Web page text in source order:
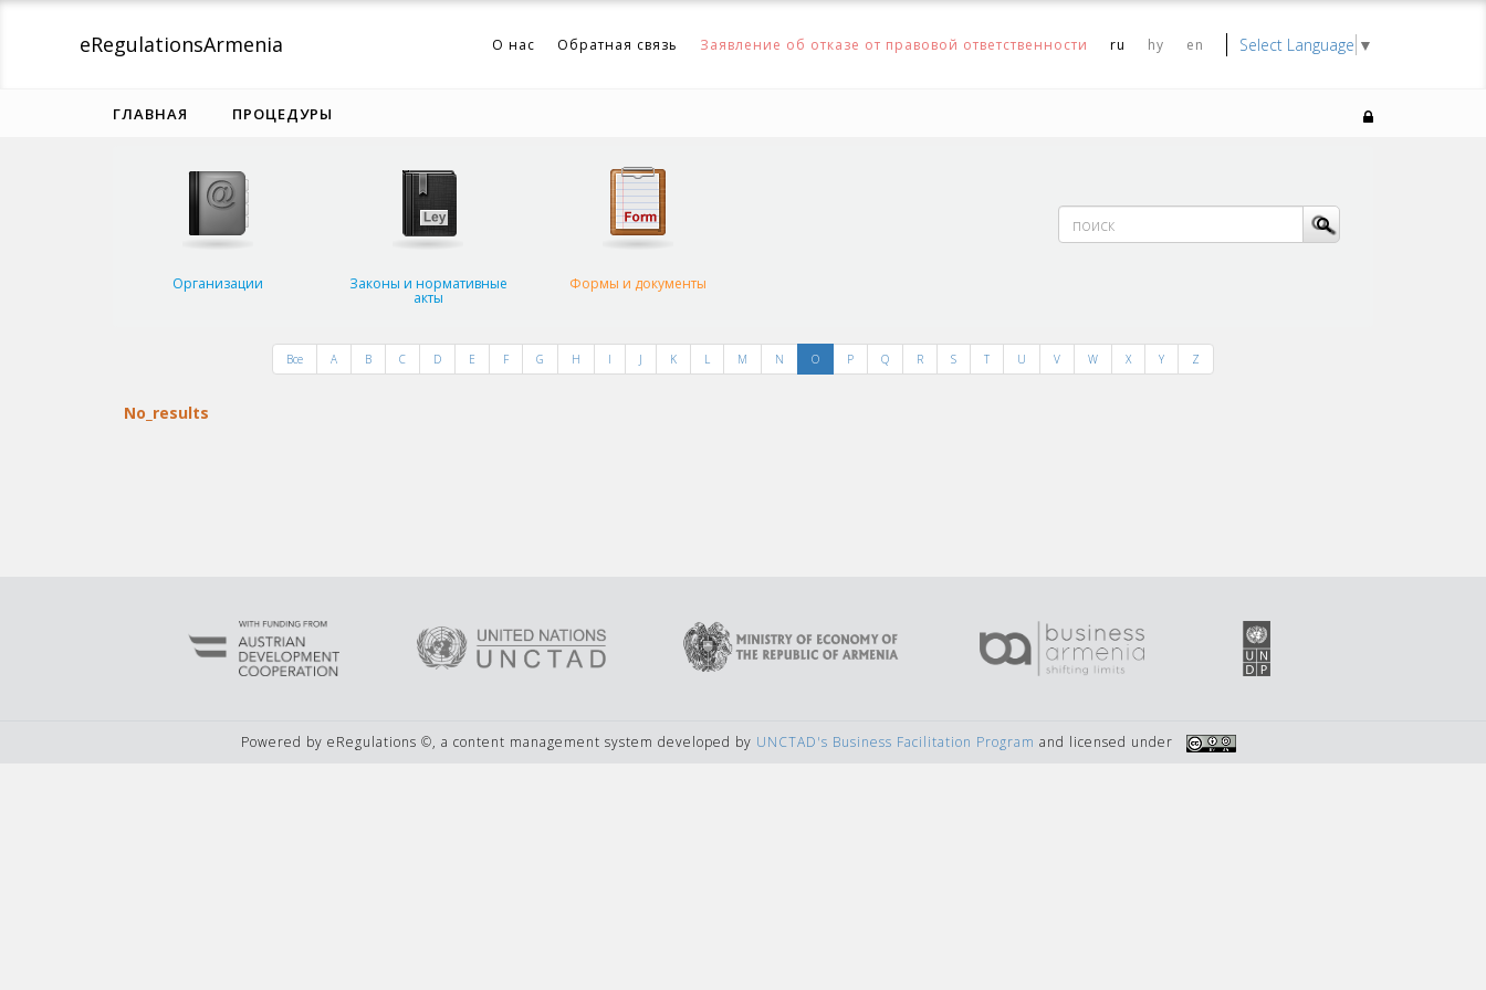
eRegulationsArmenia О нас Обратная связь Заявление об отказе от правовой ответственности ru hy en Select Language ▼
ГЛАВНАЯ ПРОЦЕДУРЫ
Организации Законы и нормативные
акты
Формы и документы
Все A B C D E F G H I J K L M N O P Q R S T U V W X Y Z
No_results
Powered by eRegulations ©, a content management system developed by UNCTAD's Business Facilitation Program and licensed under